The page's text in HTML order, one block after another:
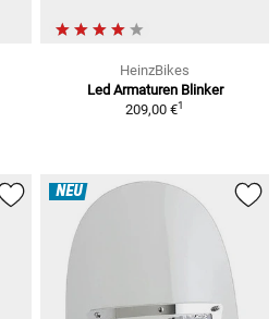
HeinzBikes
Led Armaturen Blinker
209,00 €1
NEU